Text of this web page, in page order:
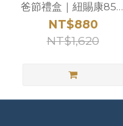
爸節禮盒｜紐賜康85%
高濃度rTG魚油60粒＋
ALTC男款止滑機能襪4
雙
NT$880
NT$1,620